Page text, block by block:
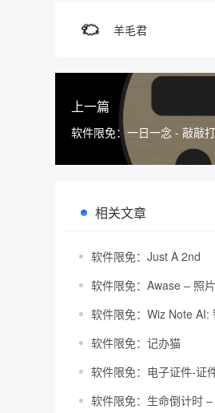
羊毛君
上一篇
软件限免：一日一念 - 敲敲
相关文章
软件限免：Just A 2nd
软件限免：Awase – 照
软件限免：Wiz Note AI:
软件限免：记办猫
软件限免：电子证件-证
软件限免：生命倒计时